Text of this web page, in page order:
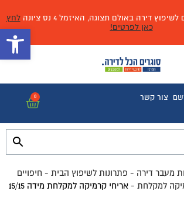
דירה באולם תצוגה, האיזמל 4 נס ציונה
לחץ
כאן לפרטים!
צור קשר 0
מעבר דירה - פתרונות לשיפוץ הבית - חיפויים
למקלחת -
אריחי קרמיקה למקלחת מידה 15/15